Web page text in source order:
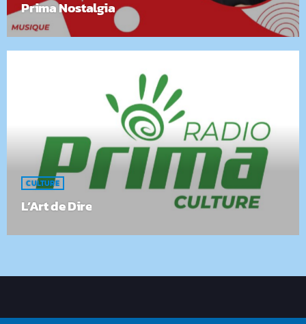
Prima Nostalgia
CULTURE
L’Art de Dire